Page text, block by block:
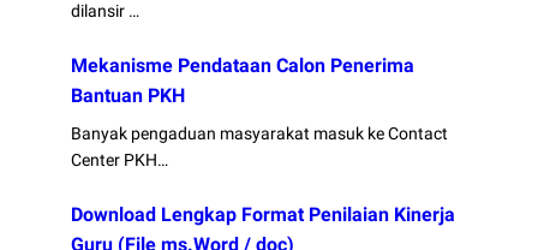
dilansir …
Mekanisme Pendataan Calon Penerima
Bantuan PKH
Banyak pengaduan masyarakat masuk ke Contact
Center PKH…
Download Lengkap Format Penilaian Kinerja
Guru (File ms.Word / doc)